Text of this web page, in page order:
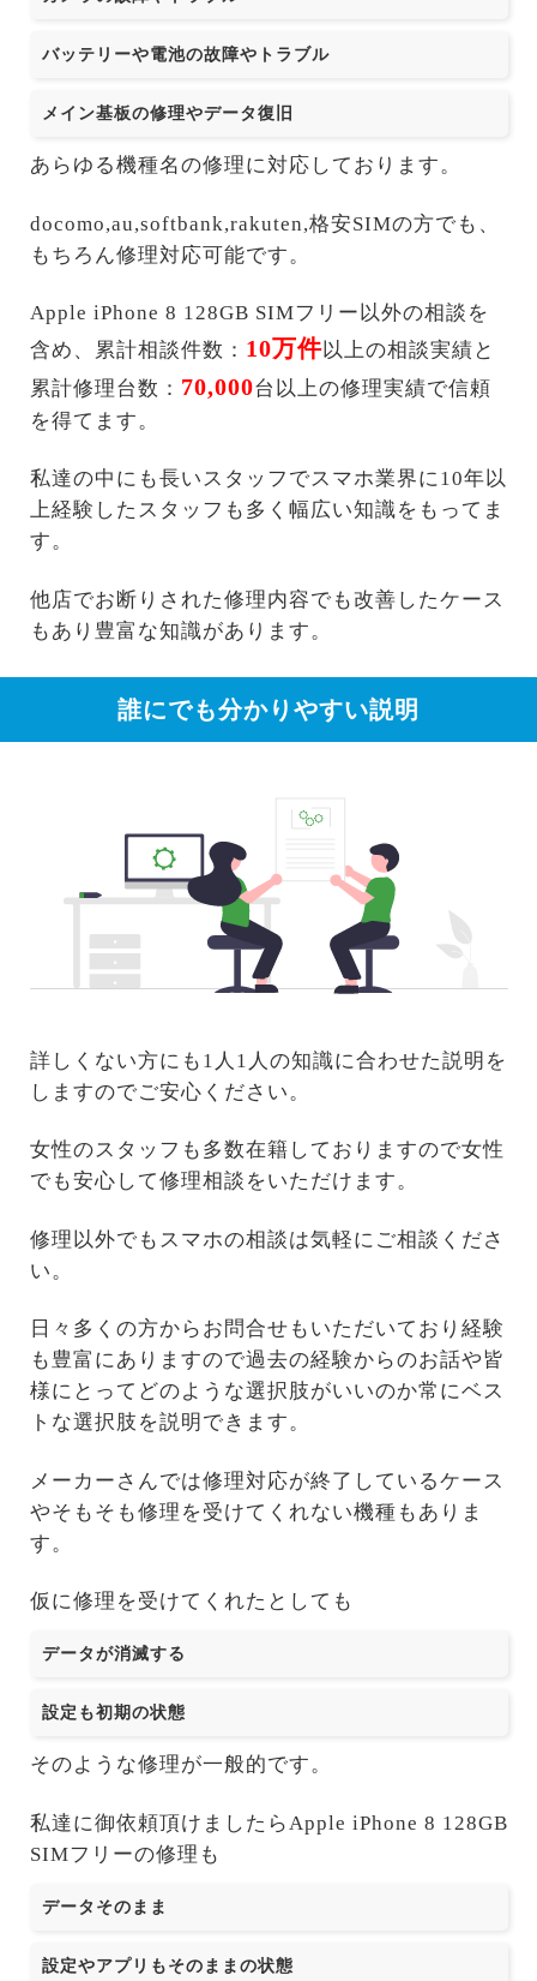
バッテリーや電池の故障やトラブル
メイン基板の修理やデータ復旧
あらゆる機種名の修理に対応しております。
docomo,au,softbank,rakuten,格安SIMの方でも、
もちろん修理対応可能です。
Apple iPhone 8 128GB SIMフリー以外の相談を
含め、累計相談件数： 10万件以上の相談実績と
累計修理台数： 70,000台以上の修理実績で信頼
を得てます。
私達の中にも長いスタッフでスマホ業界に10年以
上経験したスタッフも多く幅広い知識をもってま
す。
他店でお断りされた修理内容でも改善したケース
もあり豊富な知識があります。
誰にでも分かりやすい説明
詳しくない方にも1人1人の知識に合わせた説明を
しますのでご安心ください。
女性のスタッフも多数在籍しておりますので女性
でも安心して修理相談をいただけます。
修理以外でもスマホの相談は気軽にご相談くださ
い。
日々多くの方からお問合せもいただいており経験
も豊富にありますので過去の経験からのお話や皆
様にとってどのような選択肢がいいのか常にベス
トな選択肢を説明できます。
メーカーさんでは修理対応が終了しているケース
やそもそも修理を受けてくれない機種もありま
す。
仮に修理を受けてくれたとしても
データが消滅する
設定も初期の状態
そのような修理が一般的です。
私達に御依頼頂けましたらApple iPhone 8 128GB
SIMフリーの修理も
データそのまま
設定やアプリもそのままの状態